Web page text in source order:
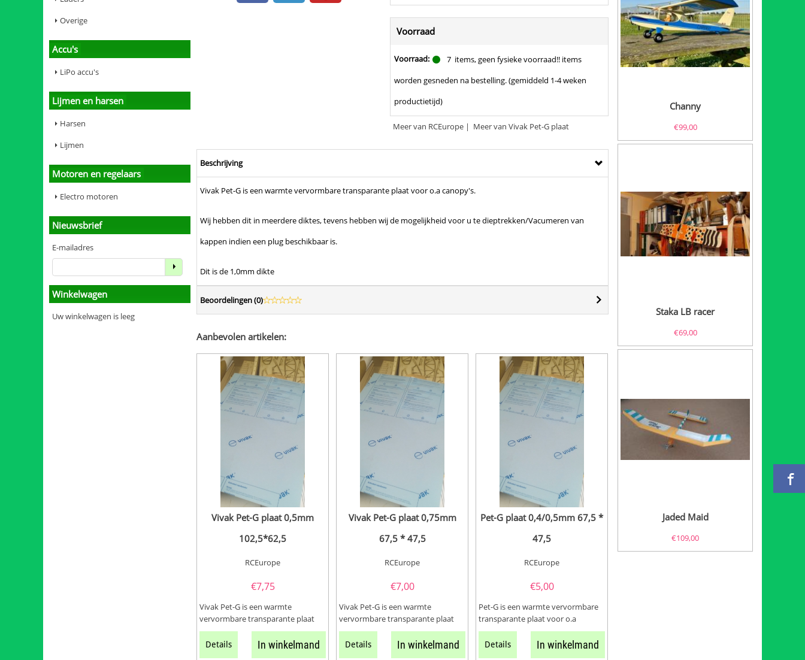
Overige
Accu's
LiPo accu's
Lijmen en harsen
Harsen
Lijmen
Motoren en regelaars
Electro motoren
Nieuwsbrief
E-mailadres
Winkelwagen
Uw winkelwagen is leeg
Voorraad
Voorraad: 7 items, geen fysieke voorraad!! items
worden gesneden na bestelling. (gemiddeld 1-4 weken
productietijd)
Meer van RCEurope | Meer van Vivak Pet-G plaat
Beschrijving
Vivak Pet-G is een warmte vervormbare transparante plaat voor o.a canopy's.
Wij hebben dit in meerdere diktes, tevens hebben wij de mogelijkheid voor u te dieptrekken/Vacumeren van
kappen indien een plug beschikbaar is.
Dit is de 1,0mm dikte
Beoordelingen (0)
Aanbevolen artikelen:
Vivak Pet-G plaat 0,5mm
102,5*62,5
RCEurope
€7,75
Vivak Pet-G is een warmte
vervormbare transparante plaat
voor o.a canopy's. Wij hebben dit...
Details In winkelmand
Vivak Pet-G plaat 0,75mm
67,5 * 47,5
RCEurope
€7,00
Vivak Pet-G is een warmte
vervormbare transparante plaat
voor o.a canopy's. Wij hebben dit...
Details In winkelmand
Pet-G plaat 0,4/0,5mm 67,5 *
47,5
RCEurope
€5,00
Pet-G is een warmte vervormbare
transparante plaat voor o.a
canopy's.Wij hebben dit in
meerdere...
Details In winkelmand
Channy
€99,00
Staka LB racer
€69,00
Jaded Maid
€109,00